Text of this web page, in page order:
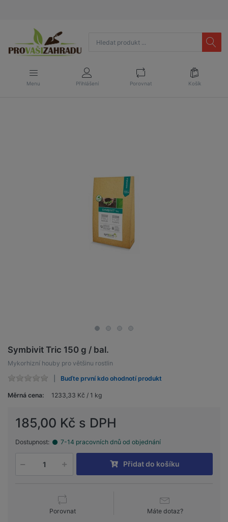
Menu Přihlášení Porovnat Košík
Symbivit Tric 150 g / bal.
Mykorhizní houby pro většinu rostlin
Buďte první kdo ohodnotí produkt
Měrná cena: 1233,33 Kč / 1 kg
185,00 Kč s DPH
Dostupnost: 7-14 pracovních dnů od objednání
Přidat do košíku
Porovnat Máte dotaz?